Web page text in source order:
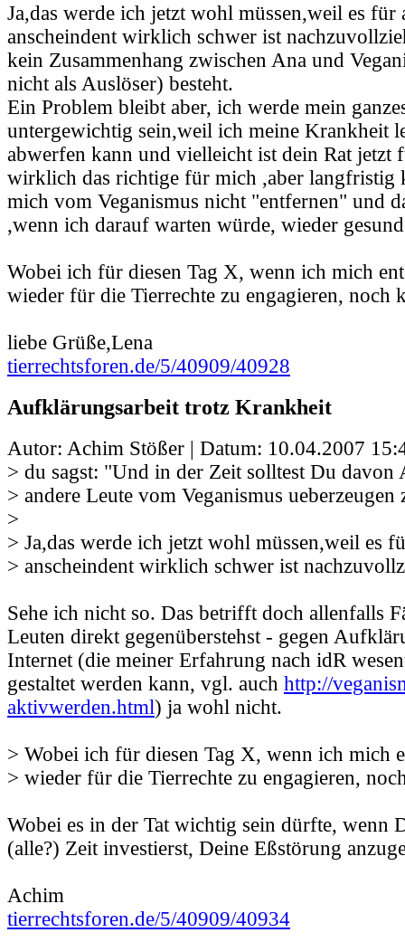
Ja,das werde ich jetzt wohl müssen,weil es für
anscheindent wirklich schwer ist
kein Zusammenhang zwischen Ana und
nicht als Auslöser) besteht.
Ein Problem bleibt aber, ich werde mein
untergewichtig sein,weil ich meine Krankheit
abwerfen kann und vielleicht ist dein Rat jetzt
wirklich das richtige für mich ,aber langfristig
mich vom Veganismus nicht "entfernen" und
,wenn ich darauf warten würde, wieder
Wobei ich für diesen Tag X, wenn ich mich
wieder für die Tierrechte zu engagieren, noch
liebe Grüße,Lena
tierrechtsforen.de/5/40909/40928
Aufklärungsarbeit trotz Krankheit
Autor: Achim Stößer | Datum: 10.04.2007
> du sagst: "Und in der Zeit solltest Du davon
> andere Leute vom Veganismus
>
> Ja,das werde ich jetzt wohl müssen,weil es
> anscheindent wirklich schwer ist
Sehe ich nicht so. Das betrifft doch allenfalls
Leuten direkt gegenüberstehst - gegen
Internet (die meiner Erfahrung nach idR
gestaltet werden kann, vgl. auch http://
aktivwerden.html) ja wohl nicht.
> Wobei ich für diesen Tag X, wenn ich mich
> wieder für die Tierrechte zu engagieren,
Wobei es in der Tat wichtig sein dürfte, wenn
(alle?) Zeit investierst, Deine Eßstörung
Achim
tierrechtsforen.de/5/40909/40934